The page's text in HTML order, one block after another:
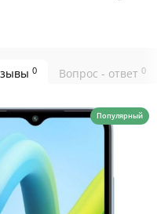
0 Вопрос - ответ 0
Популярный